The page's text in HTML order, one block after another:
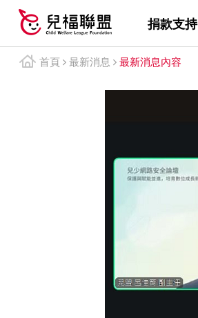
捐款支持
首頁 最新消息 最新消息內容